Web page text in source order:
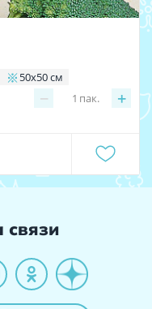
50х50 см
− +
1 пак.
связи